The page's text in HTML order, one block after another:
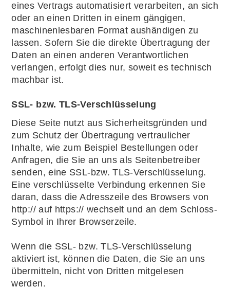
eines Vertrags automatisiert verarbeiten, an sich
oder an einen Dritten in einem gängigen,
maschinenlesbaren Format aushändigen zu
lassen. Sofern Sie die direkte Übertragung der
Daten an einen anderen Verantwortlichen
verlangen, erfolgt dies nur, soweit es technisch
machbar ist.
SSL- bzw. TLS-Verschlüsselung
Diese Seite nutzt aus Sicherheitsgründen und
zum Schutz der Übertragung vertraulicher
Inhalte, wie zum Beispiel Bestellungen oder
Anfragen, die Sie an uns als Seitenbetreiber
senden, eine SSL-bzw. TLS-Verschlüsselung.
Eine verschlüsselte Verbindung erkennen Sie
daran, dass die Adresszeile des Browsers von
http:// auf https:// wechselt und an dem Schloss-
Symbol in Ihrer Browserzeile.
Wenn die SSL- bzw. TLS-Verschlüsselung
aktiviert ist, können die Daten, die Sie an uns
übermitteln, nicht von Dritten mitgelesen
werden.